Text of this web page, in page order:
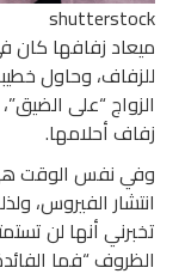
shutterstock
ميعاد زفافها كان
للزفاف، وحاول
الزواج “على
زفاف أحلامها.
وفي نفس الوقت
انتشار الفيروس،
تخبرني أنها لن
الظروف “فما